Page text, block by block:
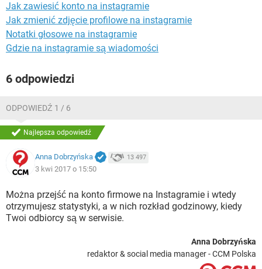
Jak zawiesić konto na instagramie
Jak zmienić zdjęcie profilowe na instagramie
Notatki głosowe na instagramie
Gdzie na instagramie są wiadomości
6 odpowiedzi
ODPOWIEDŹ 1 / 6
Najlepsza odpowiedź
Anna Dobrzyńska 13 497
3 kwi 2017 o 15:50
Można przejść na konto firmowe na Instagramie i wtedy
otrzymujesz statystyki, a w nich rozkład godzinowy, kiedy
Twoi odbiorcy są w serwisie.
Anna Dobrzyńska
redaktor & social media manager - CCM Polska